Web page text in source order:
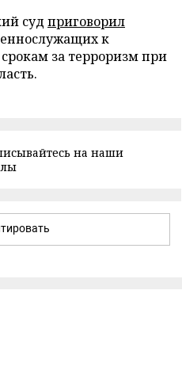
суд приговорил
к
за терроризм при
на наши